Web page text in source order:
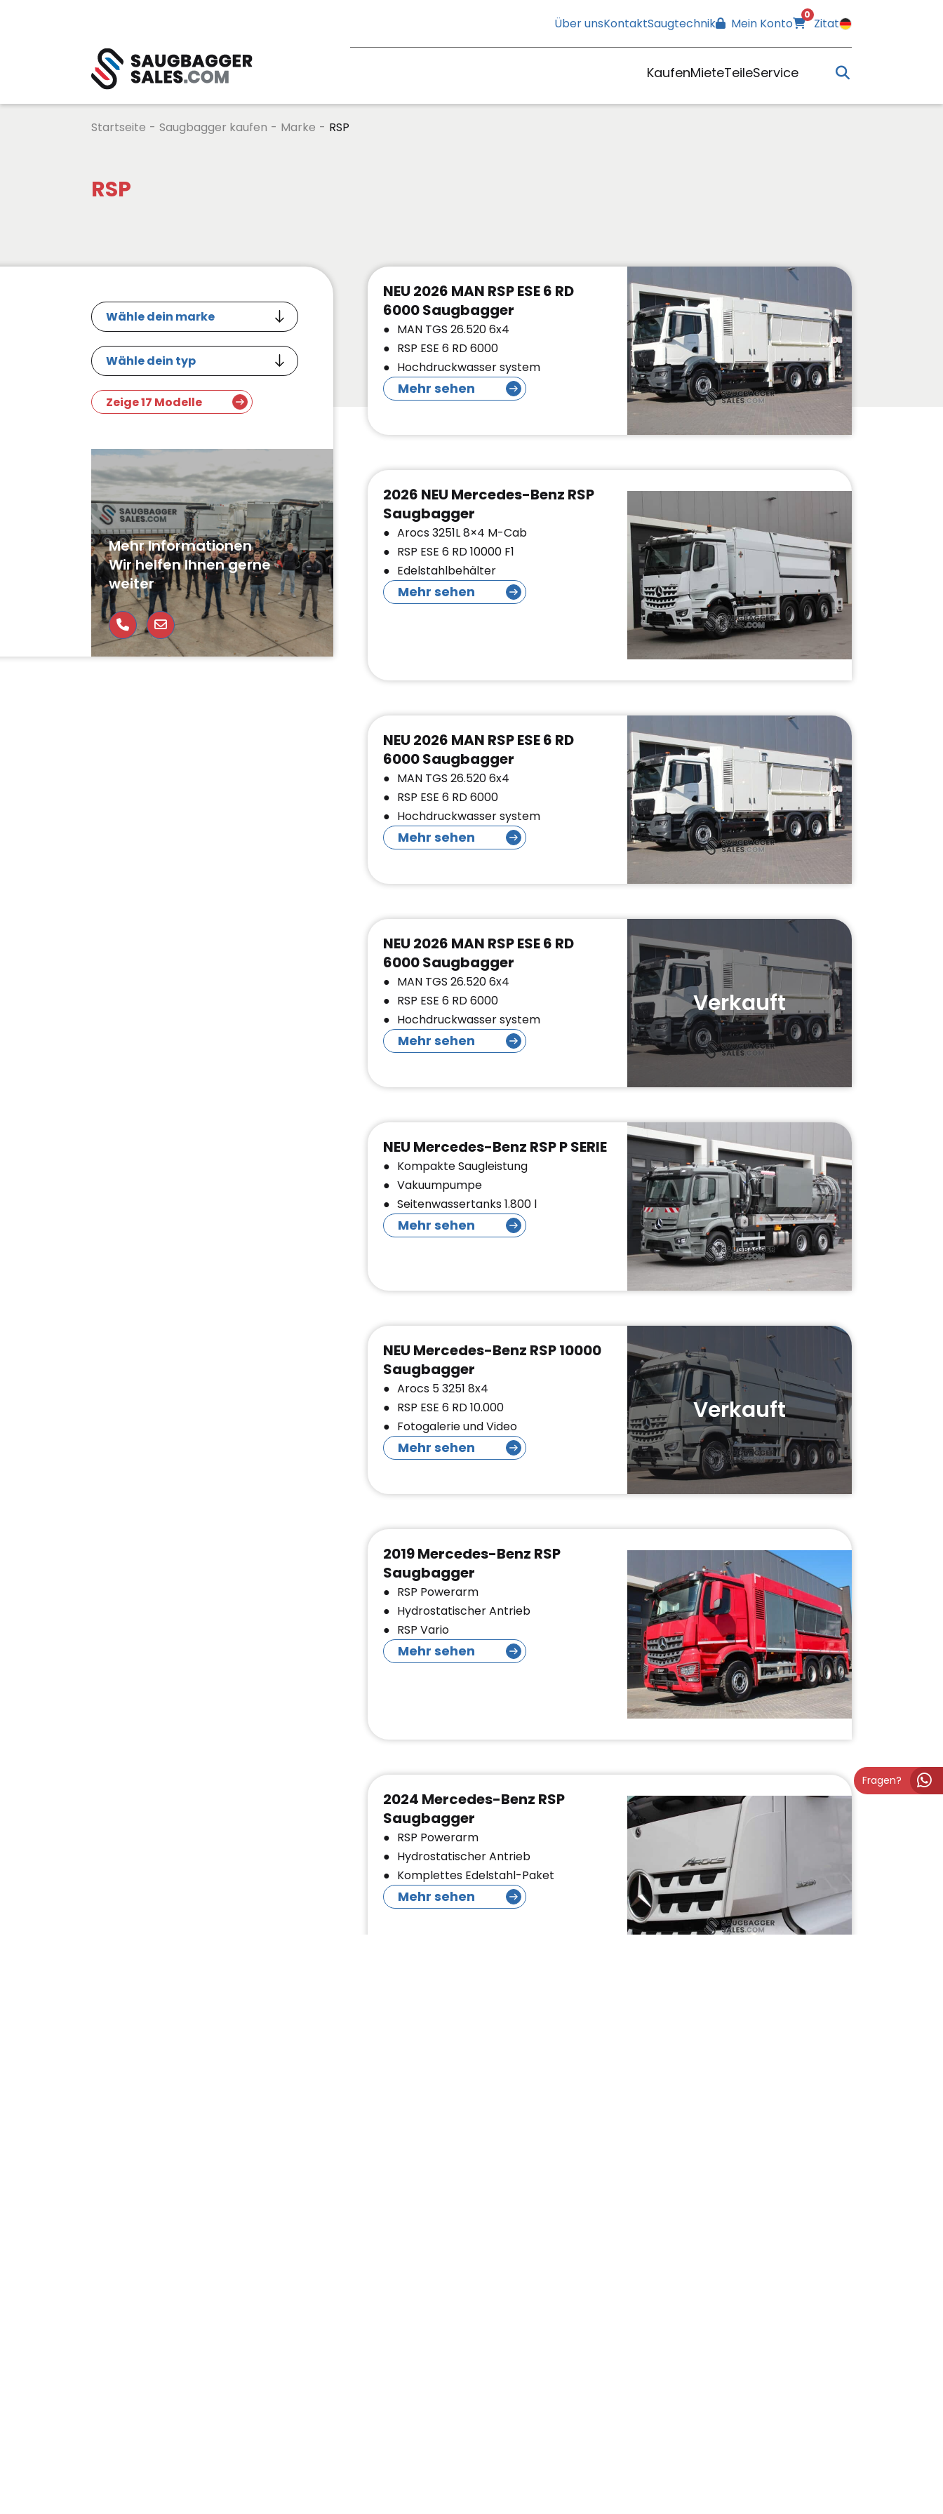
Über unsKontaktSaugtechnik Mein Konto
0
Zitat
KaufenMieteTeileService
Startseite - Saugbagger kaufen - Marke - RSP
RSP
NEU 2026 MAN RSP ESE 6 RD
6000 Saugbagger
MAN TGS 26.520 6x4
RSP ESE 6 RD 6000
Hochdruckwasser system
Mehr sehen
2026 NEU Mercedes-Benz RSP
Saugbagger
Arocs 3251L 8×4 M-Cab
RSP ESE 6 RD 10000 F1
Edelstahlbehälter
Mehr sehen
NEU 2026 MAN RSP ESE 6 RD
6000 Saugbagger
MAN TGS 26.520 6x4
RSP ESE 6 RD 6000
Hochdruckwasser system
Mehr sehen
Verkauft
NEU 2026 MAN RSP ESE 6 RD
6000 Saugbagger
MAN TGS 26.520 6x4
RSP ESE 6 RD 6000
Hochdruckwasser system
Mehr sehen
NEU Mercedes-Benz RSP P SERIE
Kompakte Saugleistung
Vakuumpumpe
Seitenwassertanks 1.800 l
Mehr sehen
Verkauft
NEU Mercedes-Benz RSP 10000
Saugbagger
Arocs 5 3251 8x4
RSP ESE 6 RD 10.000
Fotogalerie und Video
Mehr sehen
2019 Mercedes-Benz RSP
Saugbagger
RSP Powerarm
Hydrostatischer Antrieb
RSP Vario
Mehr sehen
2024 Mercedes-Benz RSP
Saugbagger
RSP Powerarm
Hydrostatischer Antrieb
Komplettes Edelstahl-Paket
Mehr sehen
Zeige 17 Modelle
Mehr Informationen
Wir helfen Ihnen gerne
weiter
Fragen?